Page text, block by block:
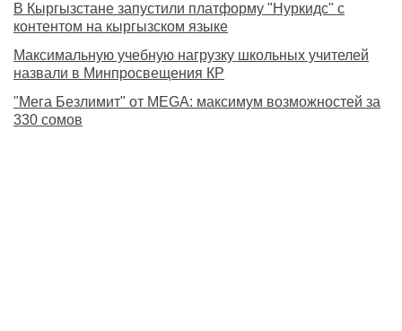
В Кыргызстане запустили платформу "Нуркидс" с
контентом на кыргызском языке
Максимальную учебную нагрузку школьных учителей
назвали в Минпросвещения КР
"Мега Безлимит" от MEGA: максимум возможностей за
330 сомов